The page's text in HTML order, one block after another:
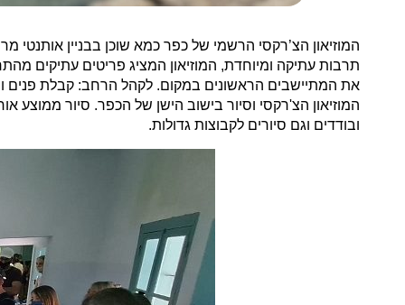
תרבות עתיקה ומיוחדת, המוזיאון המציג פריטים עתיקים
את המתיישבים הראשונים במקום. לקהל הרחב: קבלת פנים
המוזיאון הצ'רקסי וסיור בישוב הישן של הכפר. סיור
ובודדים וגם סיורים לקבוצות גדולות.